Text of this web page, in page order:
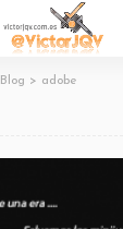
Blog > adobe